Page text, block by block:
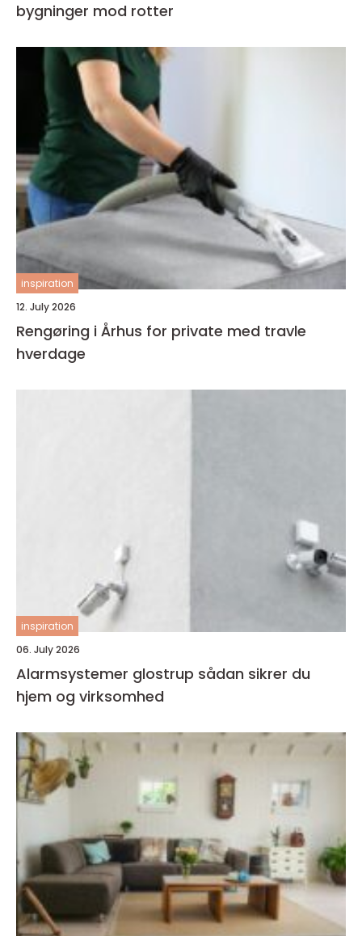
bygninger mod rotter
inspiration
12. July 2026
Rengøring i Århus for private med travle
hverdage
inspiration
06. July 2026
Alarmsystemer glostrup sådan sikrer du
hjem og virksomhed